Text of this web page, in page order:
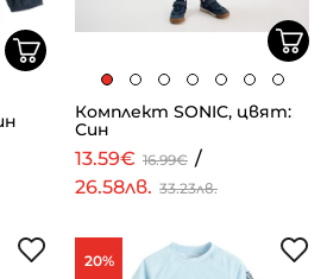
Комплект SONIC, цвят:
Син
13.59€ 16.99€ /
26.58лв. 33.23лв.
20%